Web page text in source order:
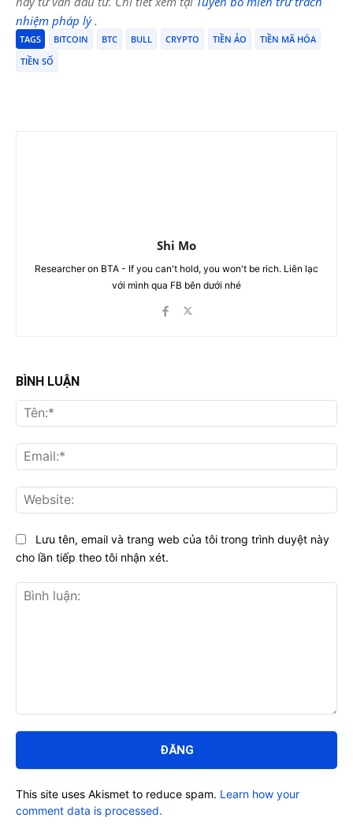
nhiệm pháp lý.
TAGS BITCOIN BTC BULL CRYPTO TIỀN ẢO
TIỀN MÃ HÓA
TIỀN SỐ
Shi Mo
Researcher on BTA - If you can't hold, you won't be rich. Liên lạc
với mình qua FB bên dưới nhé
BÌNH LUẬN
luận:
Lưu tên, email và trang web của tôi trong trình duyệt này
cho lần tiếp theo tôi nhận xét.
This site uses Akismet to reduce spam. Learn how your
comment data is processed.